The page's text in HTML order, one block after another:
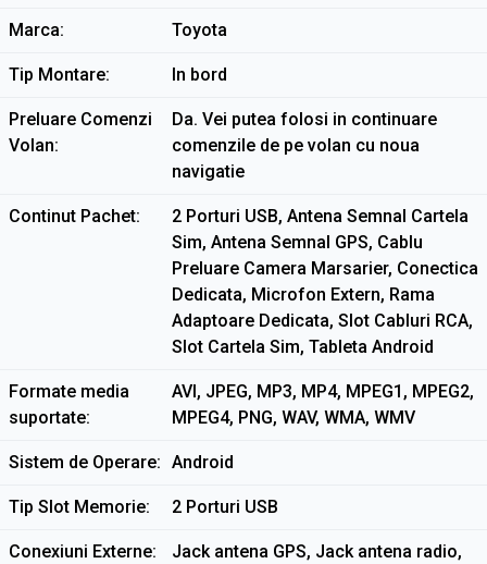
Marca Toyota
Tip Montare In bord
Preluare Comenzi
Volan
Da. Vei putea folosi in continuare
comenzile de pe volan cu noua
navigatie
Continut Pachet
2 Porturi USB, Antena Semnal Cartela
Sim, Antena Semnal GPS, Cablu
Preluare Camera Marsarier, Conectica
Dedicata, Microfon Extern, Rama
Adaptoare Dedicata, Slot Cabluri RCA,
Slot Cartela Sim, Tableta Android
Formate media
suportate
AVI, JPEG, MP3, MP4, MPEG1, MPEG2,
MPEG4, PNG, WAV, WMA, WMV
Sistem de Operare Android
Tip Slot Memorie 2 Porturi USB
Conexiuni Externe
Jack antena GPS, Jack antena radio,